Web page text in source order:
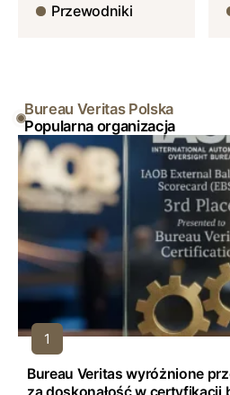
Przewodniki
Popularna organizacja
Bureau Veritas Polska
Bureau Veritas wyróżnione